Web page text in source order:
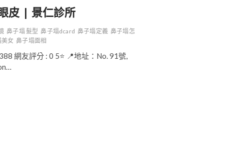
皮 | 景仁診所
鼻子塌 髮型 鼻子塌dcard 鼻子塌定義 鼻子塌怎
美女 鼻子塌面相
網友評分 : 0 5⭐ 📍地址：No. 91號,